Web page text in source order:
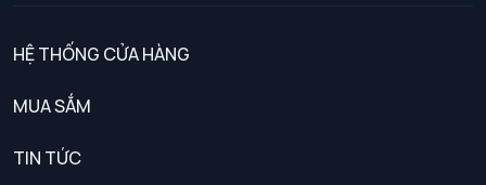
HỆ THỐNG CỬA HÀNG
MUA SẮM
TIN TỨC